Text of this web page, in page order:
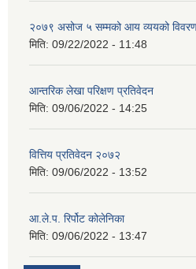
२०७९ असोज ५ सम्मको आय व्ययको
मिति: 09/22/2022 - 11:48
आन्तरिक लेखा परिक्षण प्रतिवेदन
मिति: 09/06/2022 - 14:25
वित्तिय प्रतिवेदन २०७२
मिति: 09/06/2022 - 13:52
आ.ले.प. रिर्पोट कोलेनिका
मिति: 09/06/2022 - 13:47